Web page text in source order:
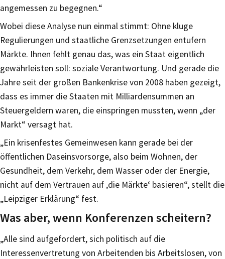
angemessen zu begegnen.“
Wobei diese Analyse nun einmal stimmt: Ohne kluge
Regulierungen und staatliche Grenzsetzungen entufern
Märkte. Ihnen fehlt genau das, was ein Staat eigentlich
gewährleisten soll: soziale Verantwortung. Und gerade die
Jahre seit der großen Bankenkrise von 2008 haben gezeigt,
dass es immer die Staaten mit Milliardensummen an
Steuergeldern waren, die einspringen mussten, wenn „der
Markt“ versagt hat.
„Ein krisenfestes Gemeinwesen kann gerade bei der
öffentlichen Daseinsvorsorge, also beim Wohnen, der
Gesundheit, dem Verkehr, dem Wasser oder der Energie,
nicht auf dem Vertrauen auf ‚die Märkte‘ basieren“, stellt die
„Leipziger Erklärung“ fest.
Was aber, wenn Konferenzen scheitern?
„Alle sind aufgefordert, sich politisch auf die
Interessenvertretung von Arbeitenden bis Arbeitslosen, von